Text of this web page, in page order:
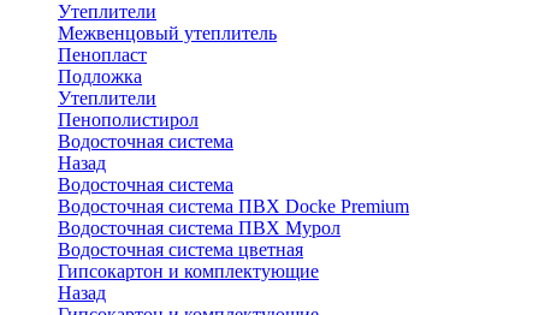
Утеплители
Межвенцовый утеплитель
Пенопласт
Подложка
Утеплители
Пенополистирол
Водосточная система
Назад
Водосточная система
Водосточная система ПВХ Docke Premium
Водосточная система ПВХ Мурол
Водосточная система цветная
Гипсокартон и комплектующие
Назад